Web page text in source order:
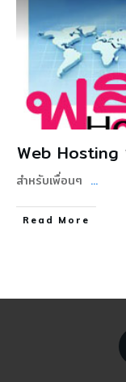
Web Hosting
สำหรับเพื่อนๆ ...
Read More